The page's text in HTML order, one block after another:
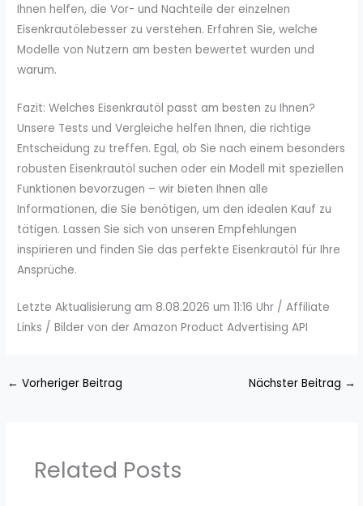
Ihnen helfen, die Vor- und Nachteile der einzelnen
Eisenkrautölebesser zu verstehen. Erfahren Sie, welche
Modelle von Nutzern am besten bewertet wurden und
warum.
Fazit: Welches Eisenkrautöl passt am besten zu Ihnen?
Unsere Tests und Vergleiche helfen Ihnen, die richtige
Entscheidung zu treffen. Egal, ob Sie nach einem besonders
robusten Eisenkrautöl suchen oder ein Modell mit speziellen
Funktionen bevorzugen – wir bieten Ihnen alle
Informationen, die Sie benötigen, um den idealen Kauf zu
tätigen. Lassen Sie sich von unseren Empfehlungen
inspirieren und finden Sie das perfekte Eisenkrautöl für Ihre
Ansprüche.
Letzte Aktualisierung am 8.08.2026 um 11:16 Uhr / Affiliate
Links / Bilder von der Amazon Product Advertising API
← Vorheriger Beitrag Nächster Beitrag →
Related Posts